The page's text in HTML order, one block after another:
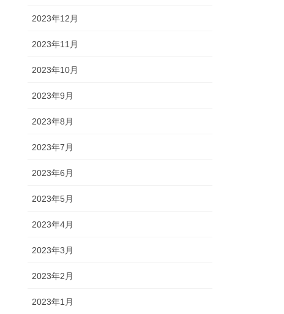
2023年12月
2023年11月
2023年10月
2023年9月
2023年8月
2023年7月
2023年6月
2023年5月
2023年4月
2023年3月
2023年2月
2023年1月